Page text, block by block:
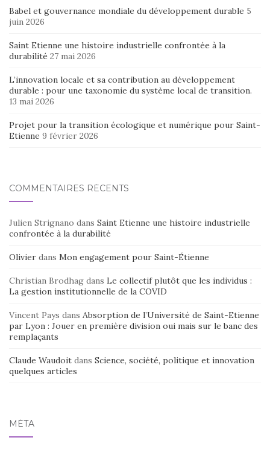
Babel et gouvernance mondiale du développement durable 5
juin 2026
Saint Etienne une histoire industrielle confrontée à la
durabilité 27 mai 2026
L’innovation locale et sa contribution au développement
durable : pour une taxonomie du système local de transition.
13 mai 2026
Projet pour la transition écologique et numérique pour Saint-
Etienne 9 février 2026
COMMENTAIRES RÉCENTS
Julien Strignano dans Saint Etienne une histoire industrielle
confrontée à la durabilité
Olivier dans Mon engagement pour Saint-Étienne
Christian Brodhag dans Le collectif plutôt que les individus :
La gestion institutionnelle de la COVID
Vincent Pays dans Absorption de l’Université de Saint-Etienne
par Lyon : Jouer en première division oui mais sur le banc des
remplaçants
Claude Waudoit dans Science, société, politique et innovation
quelques articles
MÉTA